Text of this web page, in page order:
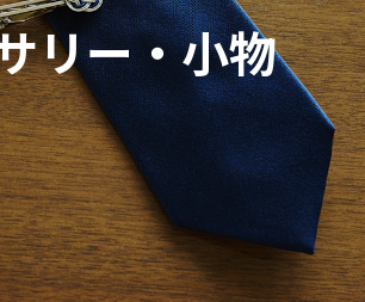
リー・小物